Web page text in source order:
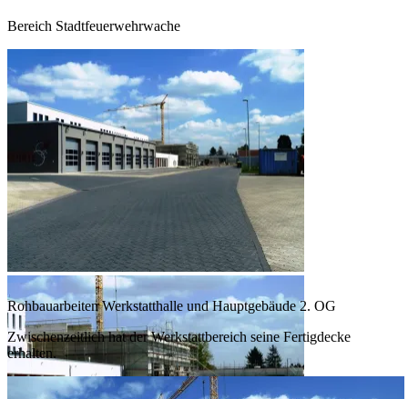
Bereich Stadtfeuerwehrwache
Rohbauarbeiten Werkstatthalle und Hauptgebäude 2. OG
Zwischenzeitlich hat der Werkstattbereich seine Fertigdecke
erhalten.